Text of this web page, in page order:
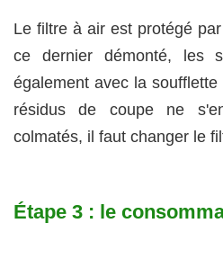
Le filtre à air est protégé
ce dernier démonté, les
également avec la
résidus de coupe ne
colmatés, il faut changer le
Étape 3 : le